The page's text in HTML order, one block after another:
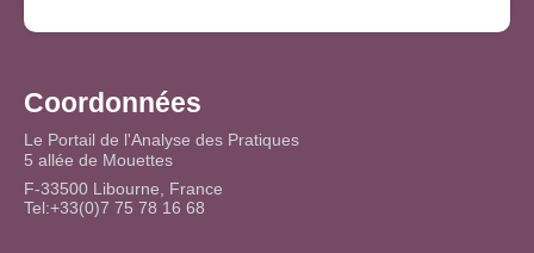
Coordonnées
Le Portail de l'Analyse des Pratiques
5 allée de Mouettes
F-33500 Libourne, France
Tel:+33(0)7 75 78 16 68